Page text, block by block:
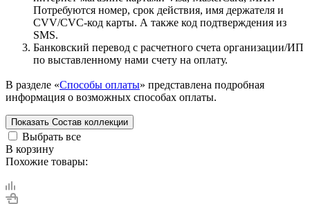
Потребуются номер, срок действия, имя держателя и
CVV/CVC-код карты. А также код подтверждения из
SMS.
Банковский перевод с расчетного счета организации/ИП
по выставленному нами счету на оплату.
В разделе «Способы оплаты» представлена подробная
информация о возможных способах оплаты.
Показать Состав коллекции
Выбрать все
В корзину
Похожие товары: